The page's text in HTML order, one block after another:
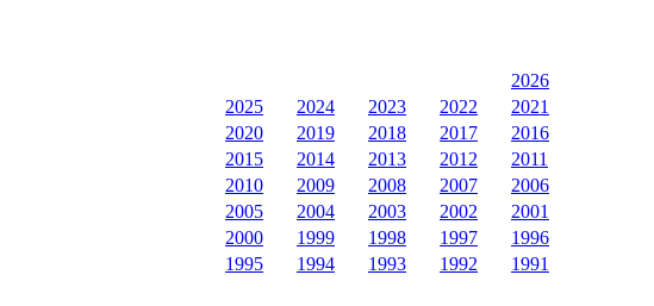
2026
2025
2024 2023 2022
2021
2020
2019 2018 2017
2016
2015
2014 2013 2012
2011
2010
2009 2008 2007
2006
2005
2004 2003 2002
2001
2000
1999 1998 1997
1996
1995
1994 1993 1992 1991